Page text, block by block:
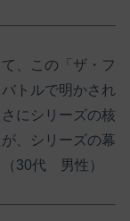
、この「ザ・フ
トルで明かされ
にシリーズの核
、シリーズの幕
30代 男性）